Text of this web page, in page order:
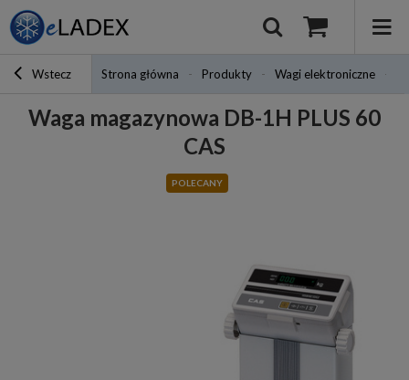
Wstecz Strona główna Produkty Wagi elektroniczne
Waga magazynowa DB-1H PLUS 60
CAS
POLECANY